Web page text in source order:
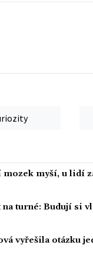
mozek myší, u lidí
turné: Budují si
vyřešila otázku